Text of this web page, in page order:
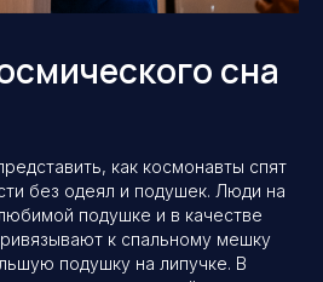
сна
как космонавты спят
без одеял и подушек. Люди на
подушке и в качестве
к спальному мешку
подушку на липучке. В